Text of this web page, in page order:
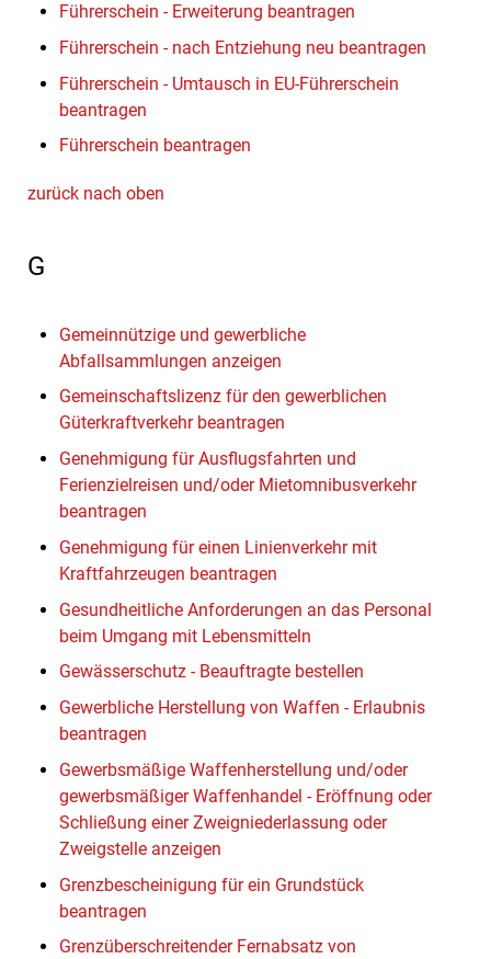
Führerschein - Erweiterung beantragen
Führerschein - nach Entziehung neu beantragen
Führerschein - Umtausch in EU-Führerschein
beantragen
Führerschein beantragen
zurück nach oben
G
Gemeinnützige und gewerbliche
Abfallsammlungen anzeigen
Gemeinschaftslizenz für den gewerblichen
Güterkraftverkehr beantragen
Genehmigung für Ausflugsfahrten und
Ferienzielreisen und/oder Mietomnibusverkehr
beantragen
Genehmigung für einen Linienverkehr mit
Kraftfahrzeugen beantragen
Gesundheitliche Anforderungen an das Personal
beim Umgang mit Lebensmitteln
Gewässerschutz - Beauftragte bestellen
Gewerbliche Herstellung von Waffen - Erlaubnis
beantragen
Gewerbsmäßige Waffenherstellung und/oder
gewerbsmäßiger Waffenhandel - Eröffnung oder
Schließung einer Zweigniederlassung oder
Zweigstelle anzeigen
Grenzbescheinigung für ein Grundstück
beantragen
Grenzüberschreitender Fernabsatz von